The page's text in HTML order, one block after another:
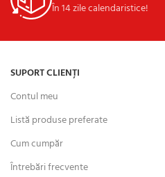
În 14 zile calendaristice!
SUPORT CLIENȚI
Contul meu
Listă produse preferate
Cum cumpăr
Întrebări frecvente